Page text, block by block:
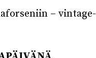
– vintage-